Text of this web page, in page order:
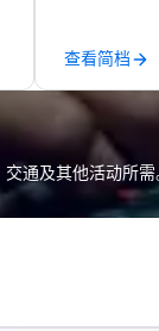
initial
your event,
handles all the
we?
local
a cause
your
查看简档
通及其他活动所需